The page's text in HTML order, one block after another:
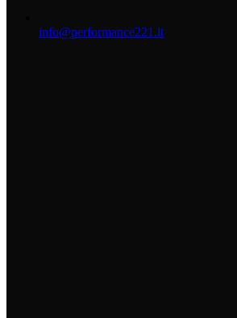
info@performance221.lt